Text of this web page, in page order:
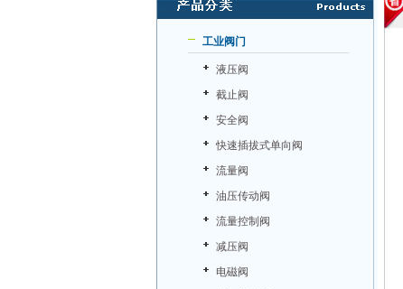
工业阀门
液压阀
截止阀
安全阀
快速插拔式单向阀
流量阀
油压传动阀
流量控制阀
减压阀
电磁阀